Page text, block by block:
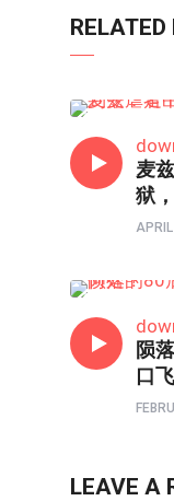
RELATED
麦
狱
陨
口
LEAVE A